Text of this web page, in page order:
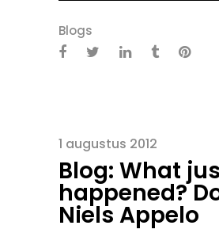
Blogs
1 augustus 2012
Blog: What
happened?
Niels Appelo